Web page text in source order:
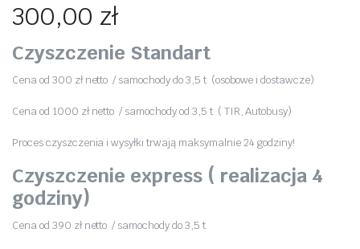
300,00 zł
Czyszczenie Standart
Cena od 300 zł netto / samochody do 3,5 t (osobowe i dostawcze)
Cena od 1000 zł netto / samochody od 3,5 t ( TIR, Autobusy)
Proces czyszczenia i wysyłki trwają maksymalnie 24 godziny!
Czyszczenie express ( realizacja 4
godziny)
Cena od 390 zł netto / samochody do 3,5 t